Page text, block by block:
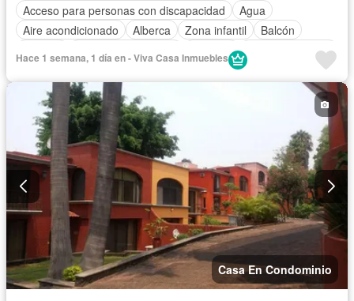
Acceso para personas con discapacidad
Agua
Aire acondicionado
Alberca Zona infantil
Balcón
Cisterna
Cocina equipada
Electricidad
Estacionamiento
Internet
Recámara con closet
Azotea
Seguridad Televisión por cable
Wifi
Zonas verdes
Sin amueblar
Hace 1 semana, 1 día en - Viva Casa Inmuebles
Casa En Condominio